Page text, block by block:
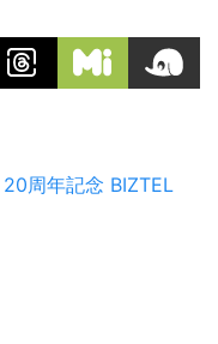
20周年記念 BIZTEL